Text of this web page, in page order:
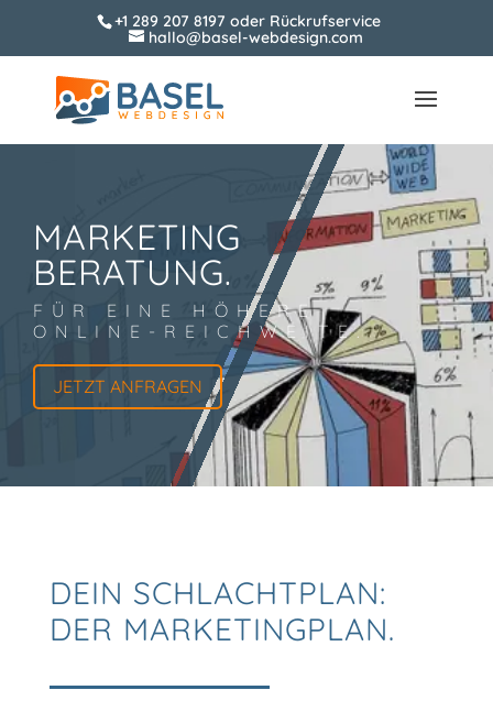
+1 289 207 8197 oder Rückrufservice
hallo@basel-webdesign.com
MARKETING
BERATUNG.
FÜR EINE HÖHERE
ONLINE-REICHWEITE.
JETZT ANFRAGEN
DEIN SCHLACHTPLAN:
DER MARKETINGPLAN.